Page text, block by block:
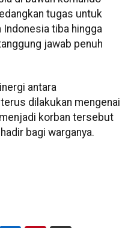
tugas untuk
tiba hingga
jawab penuh
antara
dilakukan mengenai
korban tersebut
bagi warganya.